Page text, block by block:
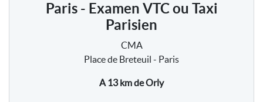
Paris - Examen VTC ou Taxi
Parisien
CMA
Place de Breteuil - Paris
A 13 kmde Orly